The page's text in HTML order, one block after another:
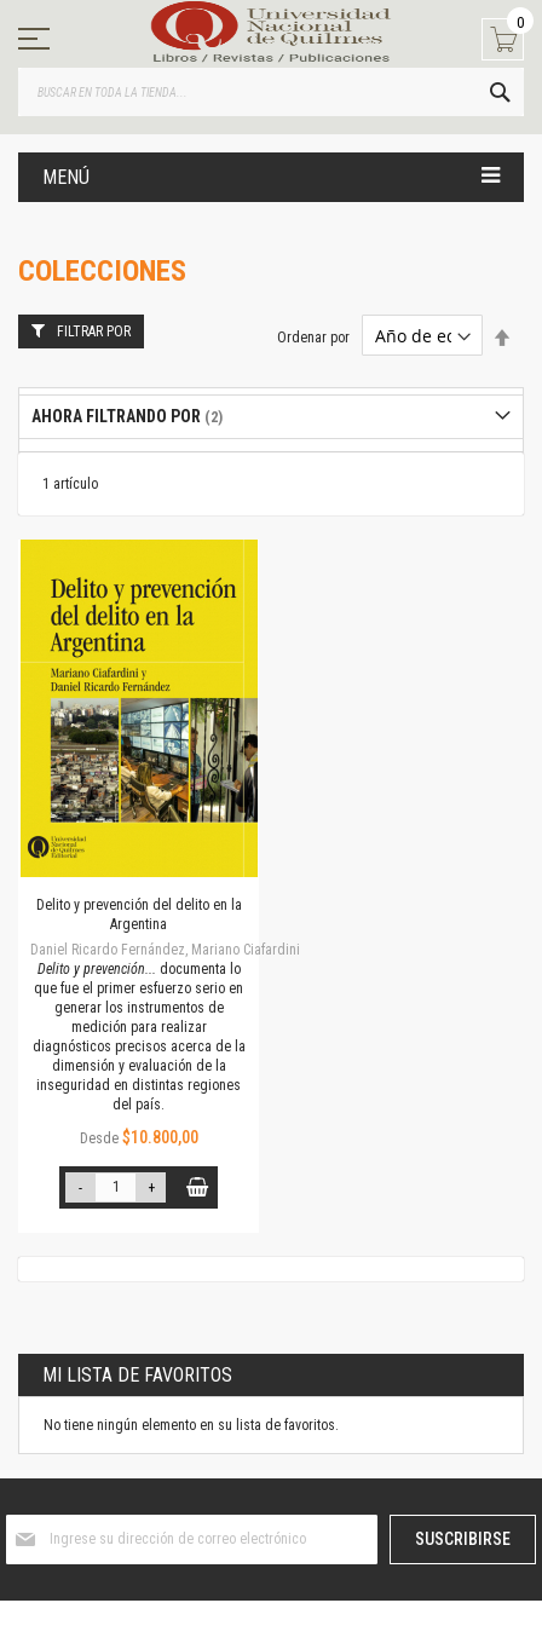
contenido
0
MENÚ
COLECCIONES
1 artículo
Ordenar por
Delito y prevención del delito en la
Argentina
Daniel Ricardo Fernández, Mariano Ciafardini
Delito y prevención...
documenta lo
que fue el primer esfuerzo serio en
generar los instrumentos de
medición para realizar
diagnósticos precisos acerca de la
dimensión y evaluación de la
inseguridad en distintas regiones
del país.
Desde $10.800,00
- +
FILTRAR POR
AHORA FILTRANDO POR
MI LISTA DE FAVORITOS
No tiene ningún elemento en su lista de favoritos.
boletín
SUSCRIBIRSE